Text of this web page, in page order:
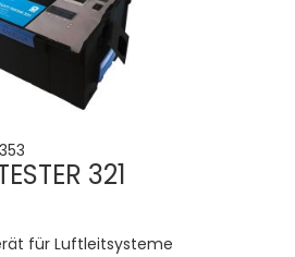
321
für Luftleitsysteme